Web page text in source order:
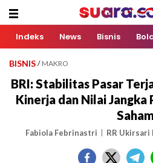
Indeks News Bisnis
BISNIS / MAKRO
BRI: Stabilitas Pasar
Kinerja dan Nilai Jangka
Fabiola Febrinastri RR Ukirsari